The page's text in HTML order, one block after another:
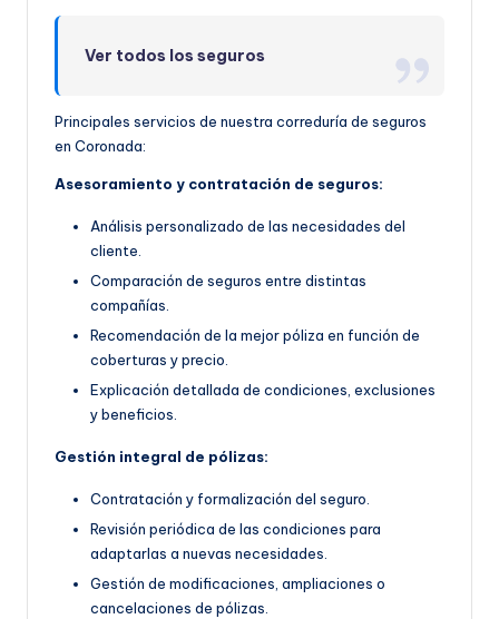
Ver todos los seguros
Principales servicios de nuestra correduría de seguros
en Coronada:
Asesoramiento y contratación de seguros:
Análisis personalizado de las necesidades del
cliente.
Comparación de seguros entre distintas
compañías.
Recomendación de la mejor póliza en función de
coberturas y precio.
Explicación detallada de condiciones, exclusiones
y beneficios.
Gestión integral de pólizas:
Contratación y formalización del seguro.
Revisión periódica de las condiciones para
adaptarlas a nuevas necesidades.
Gestión de modificaciones, ampliaciones o
cancelaciones de pólizas.